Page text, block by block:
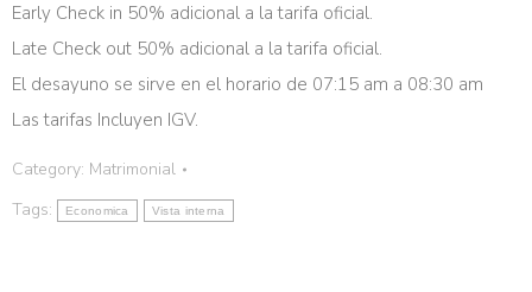
Early Check in 50% adicional a la tarifa oficial.
Late Check out 50% adicional a la tarifa oficial.
El desayuno se sirve en el horario de 07:15 am a 08:30 am
Las tarifas Incluyen IGV.
Category: Matrimonial
Tags:
Economica Vista interna